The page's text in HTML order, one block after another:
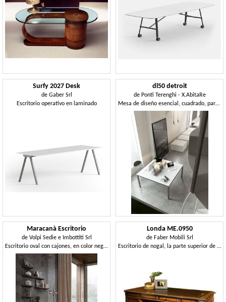
Surfy 2027 Desk
de Gaber Srl
Escritorio operativo en laminado
dl50 detroit
de Ponti Terenghi - X.AbitaRe
Mesa de diseño esencial, cuadrado, para la oficina
Maracanà Escritorio
de Volpi Sedie e Imbottiti Srl
Escritorio oval con cajones, en color negro Canaletto
Londa ME.0950
de Faber Mobili Srl
Escritorio de nogal, la parte superior de cuero, para la oficina en estilo clásico